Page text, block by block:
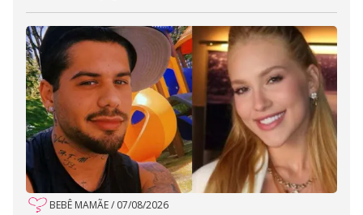
BEBÊ MAMÃE/ 07/08/2026